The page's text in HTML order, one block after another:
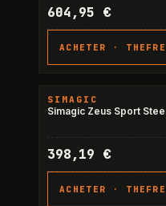
604,95 €
ACHETER ·
SIMAGIC
Simagic Zeus Sport
398,19 €
ACHETER ·